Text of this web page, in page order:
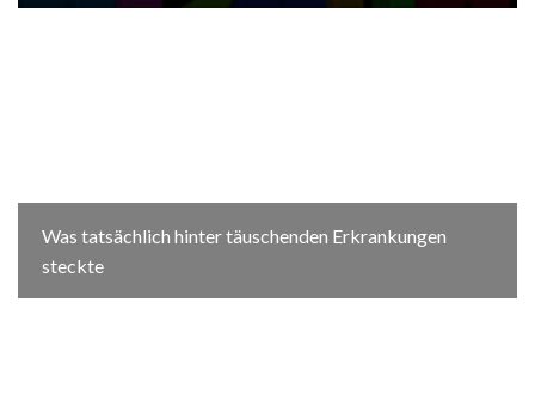
Was tatsächlich hinter täuschenden Erkrankungen
steckte